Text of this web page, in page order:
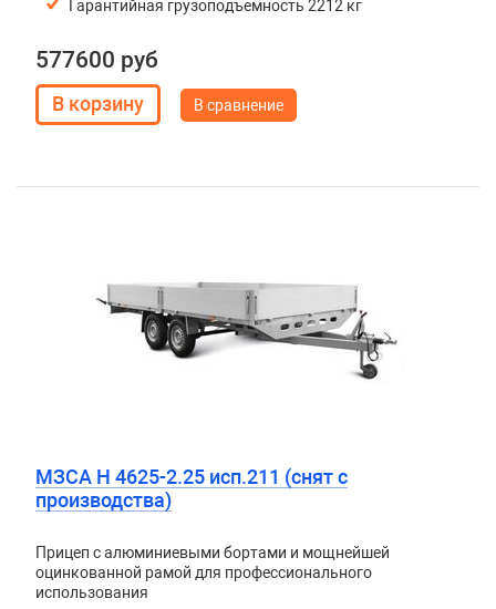
Гарантийная грузоподъемность 2212 кг
577600 руб
В сравнение
МЗСА H 4625-2.25 исп.211 (снят с
производства)
Прицеп с алюминиевыми бортами и мощнейшей
оцинкованной рамой для профессионального
использования